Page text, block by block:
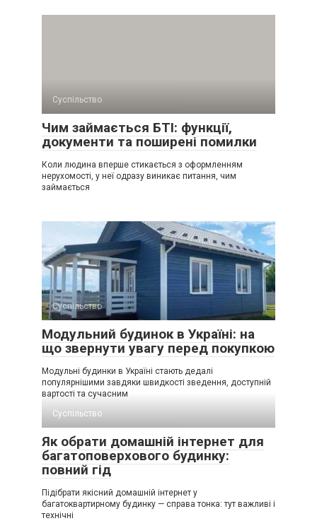
Суспільство
Чим займається БТІ: функції,
документи та поширені помилки
Коли людина вперше стикається з оформленням
нерухомості, у неї одразу виникає питання, чим
займається
Суспільство
Модульний будинок в Україні: на
що звернути увагу перед покупкою
Модульні будинки в Україні стають дедалі
популярнішими завдяки швидкості зведення, доступній
вартості та сучасним
Суспільство
Як обрати домашній інтернет для
багатоповерхового будинку:
повний гід
Підібрати якісний домашній інтернет у
багатоквартирному будинку — справа тонка: тут важливі і
технічні